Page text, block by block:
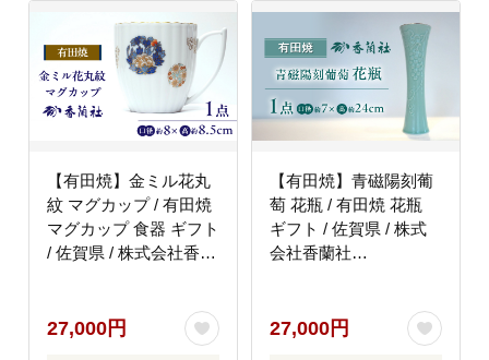
【有田焼】金ミル花丸
紋 マグカップ / 有田焼
マグカップ 食器 ギフト
/ 佐賀県 / 株式会社香蘭
27,000円
【有田焼】青磁陽刻葡
萄 花瓶 / 有田焼 花瓶
ギフト / 佐賀県 / 株式
会社香蘭社
27,000円